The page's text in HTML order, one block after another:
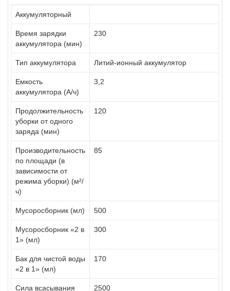
Аккумуляторный
Время зарядки
аккумулятора (мин)
230
Тип аккумулятора Литий-ионный аккумулятор
Емкость
аккумулятора (А/ч)
3,2
Продолжительность
уборки от одного
заряда (мин)
120
Производительность
по площади (в
зависимости от
режима уборки) (м²/
ч)
85
Мусоросборник (мл) 500
Мусоросборник «2 в
1» (мл)
300
Бак для чистой воды
«2 в 1» (мл)
170
Сила всасывания
2500